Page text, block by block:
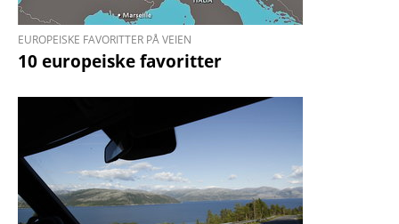
EUROPEISKE FAVORITTER PÅ VEIEN
10 europeiske favoritter